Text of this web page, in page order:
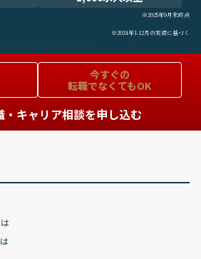
※2025年9月末時点
※2024年1-12月の実績に基づく
今すぐの
転職でなくてもOK
・キャリア相談を申し込む